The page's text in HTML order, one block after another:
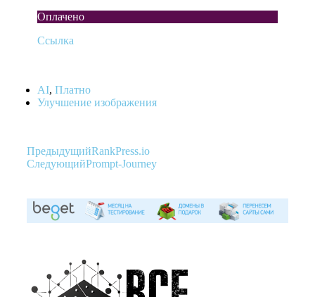
Оплачено
Ссылка
AI, Платно
Улучшение изображения
ПредыдущийRankPress.io
СледующийPrompt-Journey